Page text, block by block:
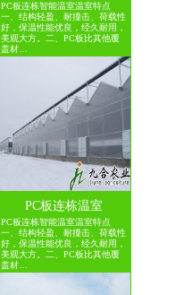
PC板连栋智能温室温室特点
一、结构轻盈、耐撞击、荷载性
好，保温性能优良，经久耐用，
美观大方。二、PC板比其他覆
盖材…
PC板连栋温室
PC板连栋智能温室温室特点
一、结构轻盈、耐撞击、荷载性
好，保温性能优良，经久耐用，
美观大方。二、PC板比其他覆
盖材…